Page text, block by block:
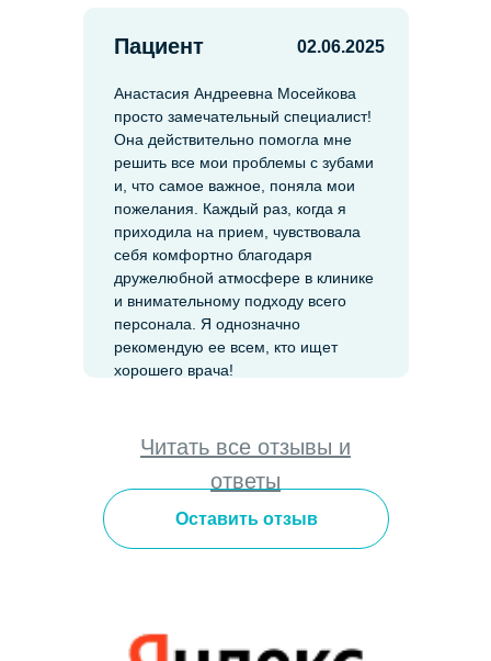
Пациент 02.06.2025
Анастасия Андреевна Мосейкова
просто замечательный специалист!
Она действительно помогла мне
решить все мои проблемы с зубами
и, что самое важное, поняла мои
пожелания. Каждый раз, когда я
приходила на прием, чувствовала
себя комфортно благодаря
дружелюбной атмосфере в клинике
и внимательному подходу всего
персонала. Я однозначно
рекомендую ее всем, кто ищет
хорошего врача!
Читать все отзывы и
ответы
Оставить отзыв